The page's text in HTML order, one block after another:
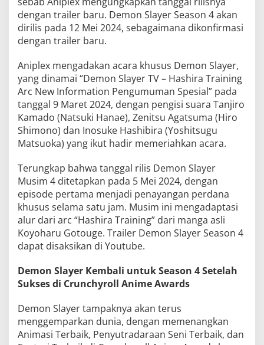
dengan trailer baru. Demon Slayer Season 4 akan
dirilis pada 12 Mei 2024, sebagaimana dikonfirmasi
dengan trailer baru.
Aniplex mengadakan acara khusus Demon Slayer,
yang dinamai “Demon Slayer TV – Hashira Training
Arc New Information Pengumuman Spesial” pada
tanggal 9 Maret 2024, dengan pengisi suara Tanjiro
Kamado (Natsuki Hanae), Zenitsu Agatsuma (Hiro
Shimono) dan Inosuke Hashibira (Yoshitsugu
Matsuoka) yang ikut hadir memeriahkan acara.
Terungkap bahwa tanggal rilis Demon Slayer
Musim 4 ditetapkan pada 5 Mei 2024, dengan
episode pertama menjadi penayangan perdana
khusus selama satu jam. Musim ini mengadaptasi
alur dari arc “Hashira Training” dari manga asli
Koyoharu Gotouge. Trailer Demon Slayer Season 4
dapat disaksikan di Youtube.
Demon Slayer Kembali untuk Season 4 Setelah
Sukses di Crunchyroll Anime Awards
Demon Slayer tampaknya akan terus
menggemparkan dunia, dengan memenangkan
Animasi Terbaik, Penyutradaraan Seni Terbaik, dan